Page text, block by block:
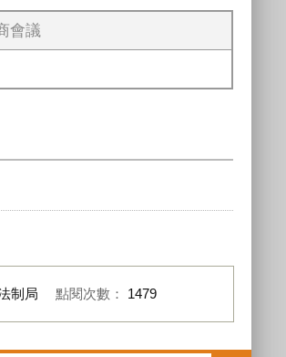
會議
制局 點閱次數： 1479